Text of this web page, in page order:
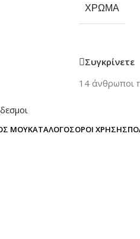
ΧΡΏΜΑ
Συγκρίνετε
14 άνθρωποι
ΜΟΥΚΑΤΆΛΟΓΟΣΌΡΟΙ ΧΡΉΣΗΣ